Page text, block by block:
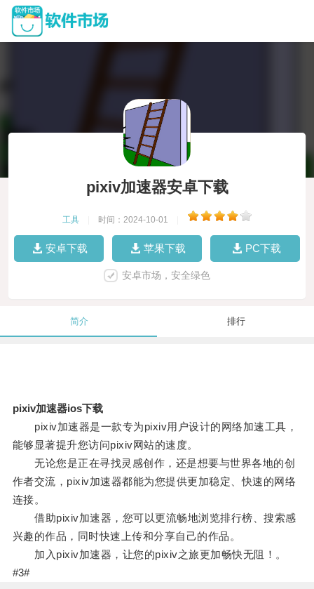
pixiv加速器安卓下载
工具 时间：2024-10-01
安卓下载 苹果下载 PC下载
安卓市场，安全绿色
简介 排行
pixiv加速器ios下载
pixiv加速器是一款专为pixiv用户设计的网络加速工具，
能够显著提升您访问pixiv网站的速度。
无论您是正在寻找灵感创作，还是想要与世界各地的创
作者交流，pixiv加速器都能为您提供更加稳定、快速的网络
连接。
借助pixiv加速器，您可以更流畅地浏览排行榜、搜索感
兴趣的作品，同时快速上传和分享自己的作品。
加入pixiv加速器，让您的pixiv之旅更加畅快无阻！。
#3#